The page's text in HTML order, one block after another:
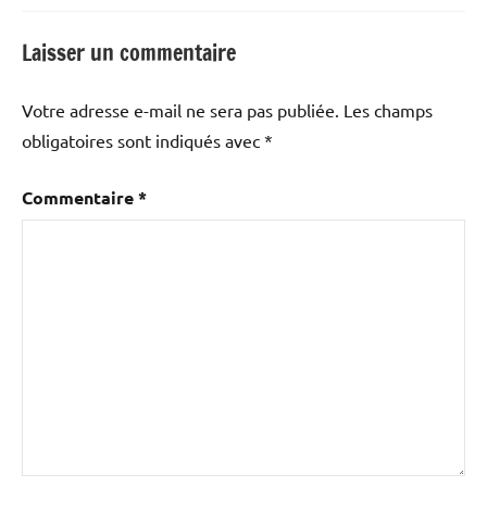
Laisser un commentaire
Votre adresse e-mail ne sera pas publiée. Les champs
obligatoires sont indiqués avec *
Commentaire*